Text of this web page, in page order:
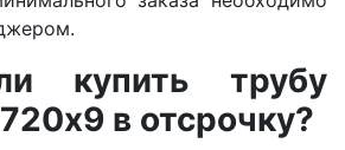
купить трубу
в отсрочку?